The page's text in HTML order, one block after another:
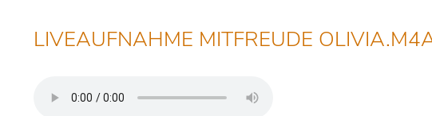
LIVEAUFNAHME MITFREUDE